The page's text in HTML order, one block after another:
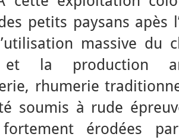
petits paysans apès
massive
et la production
rhumerie
soumis à rude
érodées